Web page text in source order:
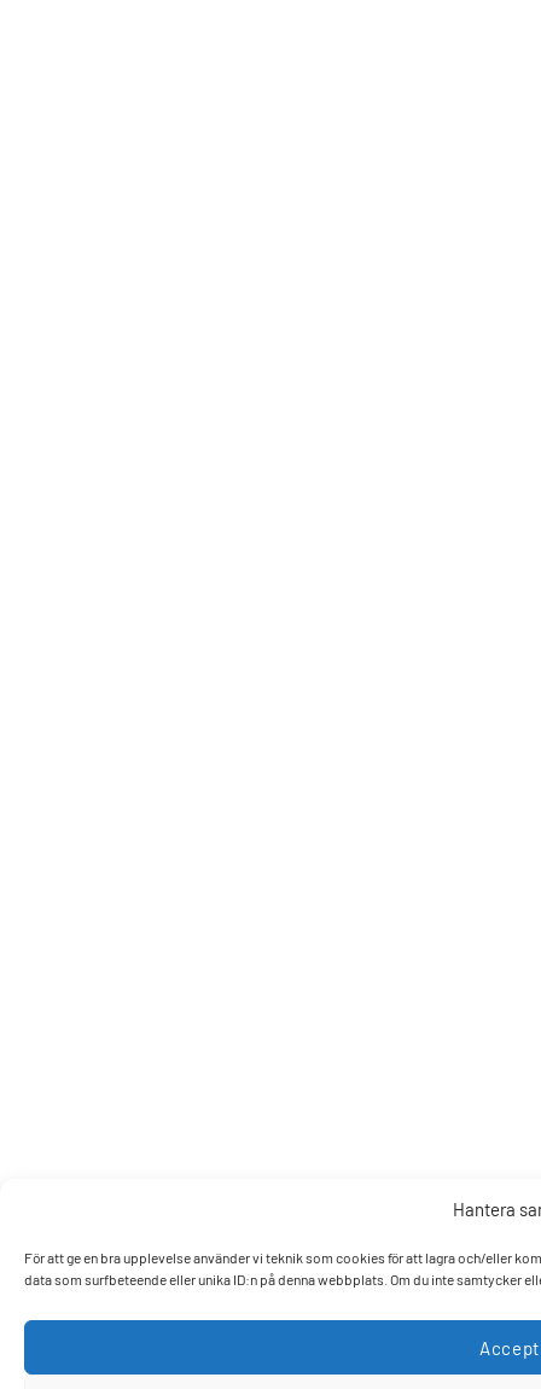
Hantera
För att ge en bra upplevelse använder vi teknik som cookies för att lagra och/eller
data som surfbeteende eller unika ID:n på denna webbplats. Om du inte samtycker